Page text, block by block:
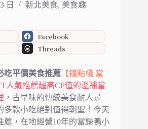
日 新北美食, 美食趣
Facebook
Threads
吃平價美食推薦 【鐘點棧 當
人氣推薦超高CP值的溫補當
，古早味的傳統美食耐人尋
多款小吃絕對值得朝聖！今天
薦，在地經營10年的當歸鴨小